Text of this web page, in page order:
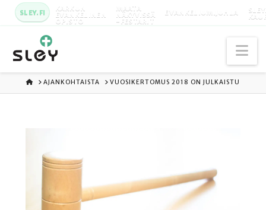
SLEY.FI KARKUN
EVANKELINEN
OPISTO
MAATA
NÄKYVISSÄ
-FESTARIT
EVANKELIUMIJUHLA
ETUSIVU
AJANKOHTAISTA VUOSIKERTOMUS 2018 ON JULKAISTU